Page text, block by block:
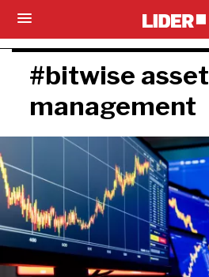
#bitwise asset
management